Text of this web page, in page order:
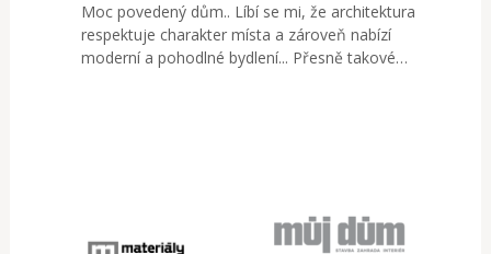
Moc povedený dům.. Líbí se mi, že architektura
respektuje charakter místa a zároveň nabízí
moderní a pohodlné bydlení... Přesně takové…